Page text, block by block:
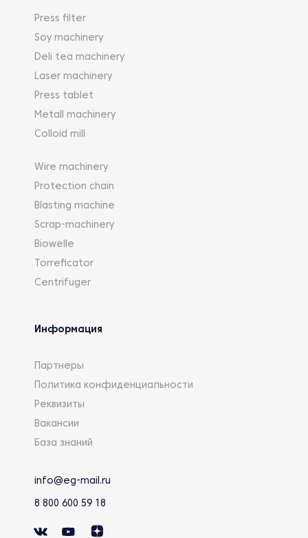
Press filter
Soy machinery
Deli tea machinery
Laser machinery
Press tablet
Metall machinery
Colloid mill
Wire machinery
Protection chain
Blasting machine
Scrap-machinery
Biowelle
Torreficator
Centrifuger
Информация
Партнеры
Политика конфиденциальности
Реквизиты
Вакансии
База знаний
info@eg-mail.ru
8 800 600 59 18